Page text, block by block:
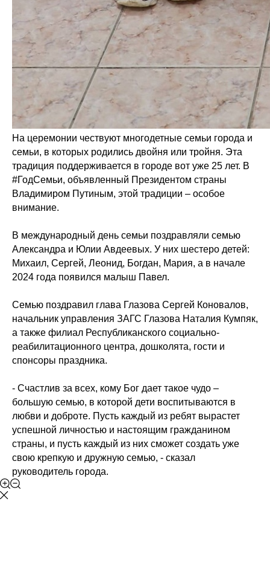
На церемонии чествуют многодетные семьи города и
семьи, в которых родились двойня или тройня. Эта
традиция поддерживается в городе вот уже 25 лет. В
#ГодСемьи, объявленный Президентом страны
Владимиром Путиным, этой традиции – особое
внимание.
В международный день семьи поздравляли семью
Александра и Юлии Авдеевых. У них шестеро детей:
Михаил, Сергей, Леонид, Богдан, Мария, а в начале
2024 года появился малыш Павел.
Семью поздравил глава Глазова Сергей Коновалов,
начальник управления ЗАГС Глазова Наталия Кумпяк,
а также филиал Республиканского социально-
реабилитационного центра, дошколята, гости и
спонсоры праздника.
- Счастлив за всех, кому Бог дает такое чудо –
большую семью, в которой дети воспитываются в
любви и доброте. Пусть каждый из ребят вырастет
успешной личностью и настоящим гражданином
страны, и пусть каждый из них сможет создать уже
свою крепкую и дружную семью, - сказал
руководитель города.